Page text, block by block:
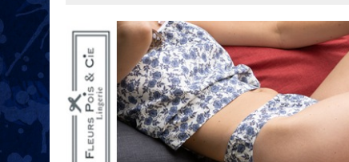
29 AVRIL 2026 | ETNI CYCLES LANCE LE VÉLO CARGO EN LOCATION
24 AVRIL 2026 | DEEPFOIL, POUR LES ADEPTES DU GRAND BLEU
21 AVRIL 2026 | 100 000 JEANS FABRIQUÉS EN FRANCE POUR
17 AVRIL 2026 | DURALEX LANCE PICARDIE 58 CL, REMÈDE OU
3 JUIN 2026
L’ÉTERNELLE MARINIÈRE SAINT JAMES